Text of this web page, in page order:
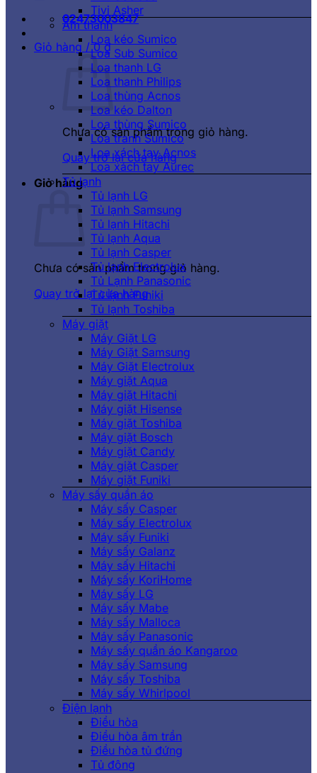
02473003847
Giỏ hàng /0₫
Chưa có sản phẩm trong giỏ hàng.
Quay trở lại cửa hàng
Giỏ hàng
Chưa có sản phẩm trong giỏ hàng.
Quay trở lại cửa hàng
Tivi Asher
Âm thanh
Loa kéo Sumico
Loa Sub Sumico
Loa thanh LG
Loa thanh Philips
Loa thùng Acnos
Loa kéo Dalton
Loa thùng Sumico
Loa tranh Sumico
Loa xách tay Acnos
Loa xách tay Aurec
Tủ lạnh
Tủ lạnh LG
Tủ lạnh Samsung
Tủ lạnh Hitachi
Tủ lạnh Aqua
Tủ lạnh Casper
Tủ lạnh Electrolux
Tủ Lạnh Panasonic
Tủ lạnh Funiki
Tủ lạnh Toshiba
Máy giặt
Máy Giặt LG
Máy Giặt Samsung
Máy Giặt Electrolux
Máy giặt Aqua
Máy giặt Hitachi
Máy giặt Hisense
Máy giặt Toshiba
Máy giặt Bosch
Máy giặt Candy
Máy giặt Casper
Máy giặt Funiki
Máy sấy quần áo
Máy sấy Casper
Máy sấy Electrolux
Máy sấy Funiki
Máy sấy Galanz
Máy sấy Hitachi
Máy sấy KoriHome
Máy sấy LG
Máy sấy Mabe
Máy sấy Malloca
Máy sấy Panasonic
Máy sấy quần áo Kangaroo
Máy sấy Samsung
Máy sấy Toshiba
Máy sấy Whirlpool
Điện lạnh
Điều hòa
Điều hòa âm trần
Điều hòa tủ đứng
Tủ đông